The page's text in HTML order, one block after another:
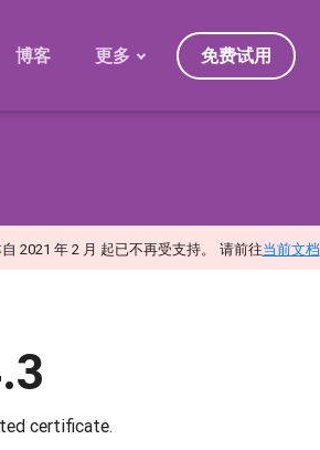
博客 更多
常见问题
免费试用
2021 年 2 月 起已不再受支持。 请前往当前文档
certificate.